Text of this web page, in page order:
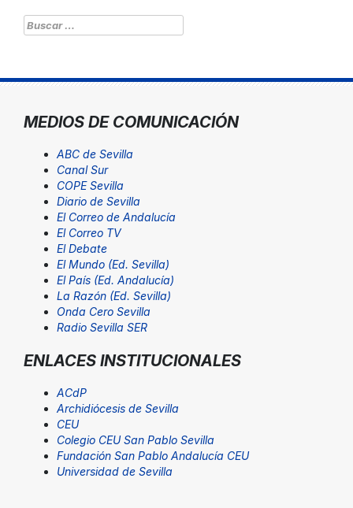
Buscar:
MEDIOS DE COMUNICACIÓN
ABC de Sevilla
Canal Sur
COPE Sevilla
Diario de Sevilla
El Correo de Andalucía
El Correo TV
El Debate
El Mundo (Ed. Sevilla)
El País (Ed. Andalucía)
La Razón (Ed. Sevilla)
Onda Cero Sevilla
Radio Sevilla SER
ENLACES INSTITUCIONALES
ACdP
Archidiócesis de Sevilla
CEU
Colegio CEU San Pablo Sevilla
Fundación San Pablo Andalucía CEU
Universidad de Sevilla